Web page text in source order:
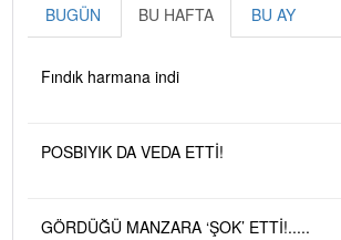
BUGÜN BU HAFTA BU AY
Fındık harmana indi
POSBIYIK DA VEDA ETTİ!
GÖRDÜĞÜ MANZARA ‘ŞOK’ ETTİ!.....